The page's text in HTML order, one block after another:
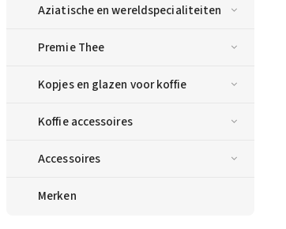
Aziatische en wereldspecialiteiten
Premie Thee
Kopjes en glazen voor koffie
Koffie accessoires
Accessoires
Merken